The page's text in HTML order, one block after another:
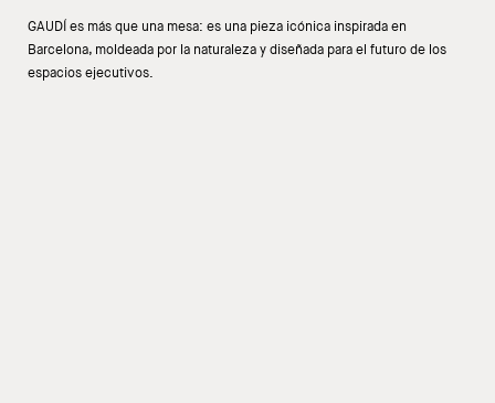
GAUDÍ es más que una mesa: es una pieza icónica inspirada en
Barcelona, moldeada por la naturaleza y diseñada para el futuro de los
espacios ejecutivos.